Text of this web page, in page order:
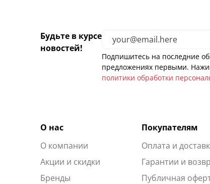
Будьте в курсе
новостей!
Подпишитесь на последние
предложениях первыми.
политики обработки
О нас
О компании
Акции и скидки
Бренды
Покупателям
Оплата и
Гарантии и
Публичная